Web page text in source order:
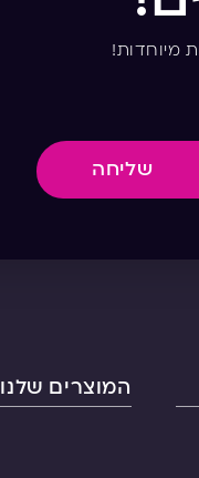
מיוחדות!
שליחה
המוצרים שלנו